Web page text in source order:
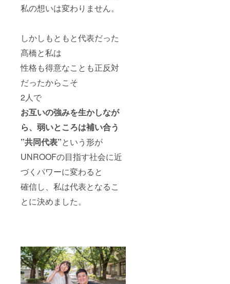
私の想いは変わりません。
しかしもともと代表だった
髙橋と私は
性格も得意なことも正反対
だったからこそ
2人で
お互いの強みを生かしなが
ら、弱いところは補い合う
”共同代表”という形が
UNROOFの目指す社会に近
づくパワーに変わると
確信し、私は代表となるこ
とに決めました。